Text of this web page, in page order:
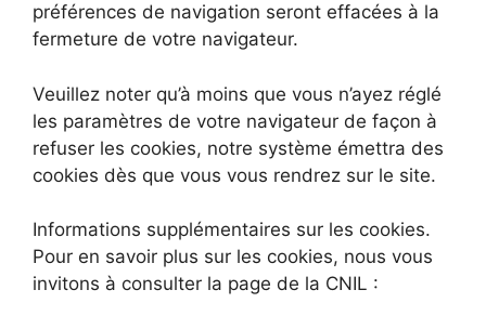
préférences de navigation seront effacées à la
fermeture de votre navigateur.
Veuillez noter qu’à moins que vous n’ayez réglé
les paramètres de votre navigateur de façon à
refuser les cookies, notre système émettra des
cookies dès que vous vous rendrez sur le site.
Informations supplémentaires sur les cookies.
Pour en savoir plus sur les cookies, nous vous
invitons à consulter la page de la CNIL :